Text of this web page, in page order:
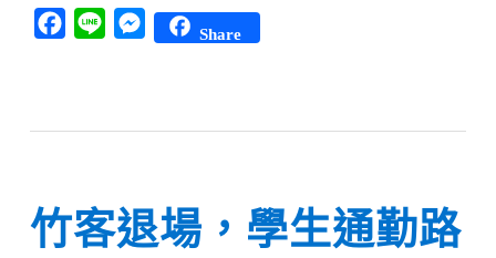
Facebook
Line Messenger
Share
竹客退場，學生通勤路